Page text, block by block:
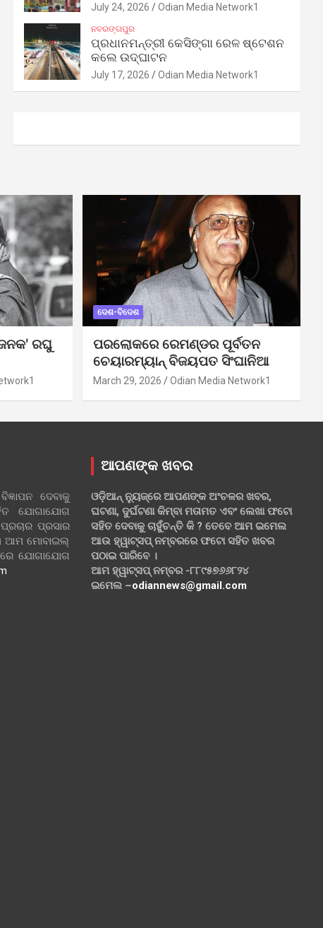
July 24, 2026 Odian Media Network1
ନବରଙ୍ଗପୁର
ପ୍ରଧାନମନ୍ତ୍ରୀ କେସିଙ୍ଗା ରେଳ ଷ୍ଟେଶନ
କଲେ ଉଦ୍‌ଘାଟନ
July 17, 2026 Odian Media Network1
ରଘୁ
ଦେଶ-ବିଦେଶ
ପରଲୋକରେ ରେମଣ୍ଡର ପୂର୍ବତନ
ଚେୟାରମ୍ୟାନ୍ ବିଜୟପତ ସିଂଘାନିଆ
March 29, 2026 Odian Media Network1
ଦେବାକୁ
ଯୋଗାଯୋଗ
ପ୍ରସାର
ଆମ ମୋବାଇଲ୍
ଯୋଗାଯୋଗ
ଆପଣଙ୍କ ଖବର
ଓଡ଼ିଆନ୍ ନ୍ୟୁଜ୍‌ରେ ଆପଣଙ୍କ ଅଂଚଳର ଖବର,
ଘଟଣା, ଦୁର୍ଘଟଣା କିମ୍ବା ମତାମତ ଏବଂ ଲେଖା ଫଟୋ
ସହିତ ଦେବାକୁ ଚାହୁଁଚନ୍ତି କି ? ତେବେ ଆମ ଇମେଲ
ଆଉ ହ୍ୱାଟ୍‌ସପ୍ ନମ୍ବରରେ ଫଟୋ ସହିତ ଖବର
ପଠାଇ ପାରିବେ ।
ଆମ ହ୍ୱାଟ୍‌ସପ୍ ନମ୍ବର -୮୮୯୫୭୬୬୮୨୪
ଇମେଲ –odiannews@gmail.com